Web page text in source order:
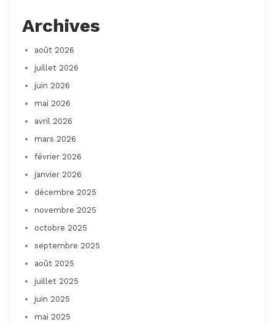
Archives
août 2026
juillet 2026
juin 2026
mai 2026
avril 2026
mars 2026
février 2026
janvier 2026
décembre 2025
novembre 2025
octobre 2025
septembre 2025
août 2025
juillet 2025
juin 2025
mai 2025